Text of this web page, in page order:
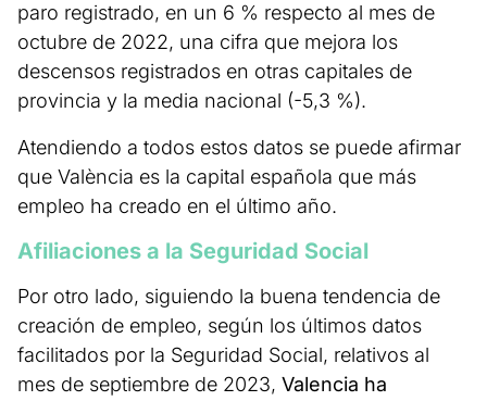
paro registrado, en un 6 % respecto al mes de
octubre de 2022, una cifra que mejora los
descensos registrados en otras capitales de
provincia y la media nacional (-5,3 %).
Atendiendo a todos estos datos se puede afirmar
que València es la capital española que más
empleo ha creado en el último año.
Afiliaciones a la Seguridad Social
Por otro lado, siguiendo la buena tendencia de
creación de empleo, según los últimos datos
facilitados por la Seguridad Social, relativos al
mes de septiembre de 2023, Valencia ha